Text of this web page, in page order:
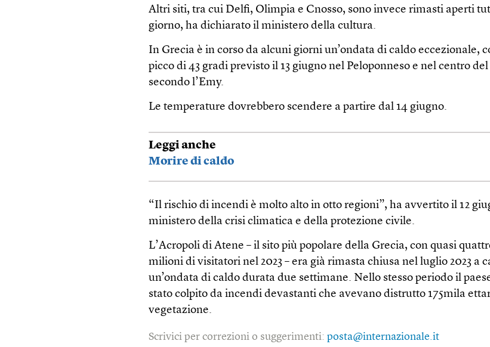
Altri siti, tra cui Delfi, Olimpia e Cnosso, sono invece rimasti aperti
giorno, ha dichiarato il ministero della cultura.
In Grecia è in corso da alcuni giorni un’ondata di caldo eccezionale,
picco di 43 gradi previsto il 13 giugno nel Peloponneso e nel centro del
secondo l’Emy.
Le temperature dovrebbero scendere a partire dal 14 giugno.
Leggi anche
Morire di caldo
“Il rischio di incendi è molto alto in otto regioni”, ha avvertito il 12
ministero della crisi climatica e della protezione civile.
L’Acropoli di Atene – il sito più popolare della Grecia, con quasi
milioni di visitatori nel 2023 – era già rimasta chiusa nel luglio 2023 a
un’ondata di caldo durata due settimane. Nello stesso periodo il
stato colpito da incendi devastanti che avevano distrutto 175mila
vegetazione.
Scrivici per correzioni o suggerimenti:posta@internazionale.it